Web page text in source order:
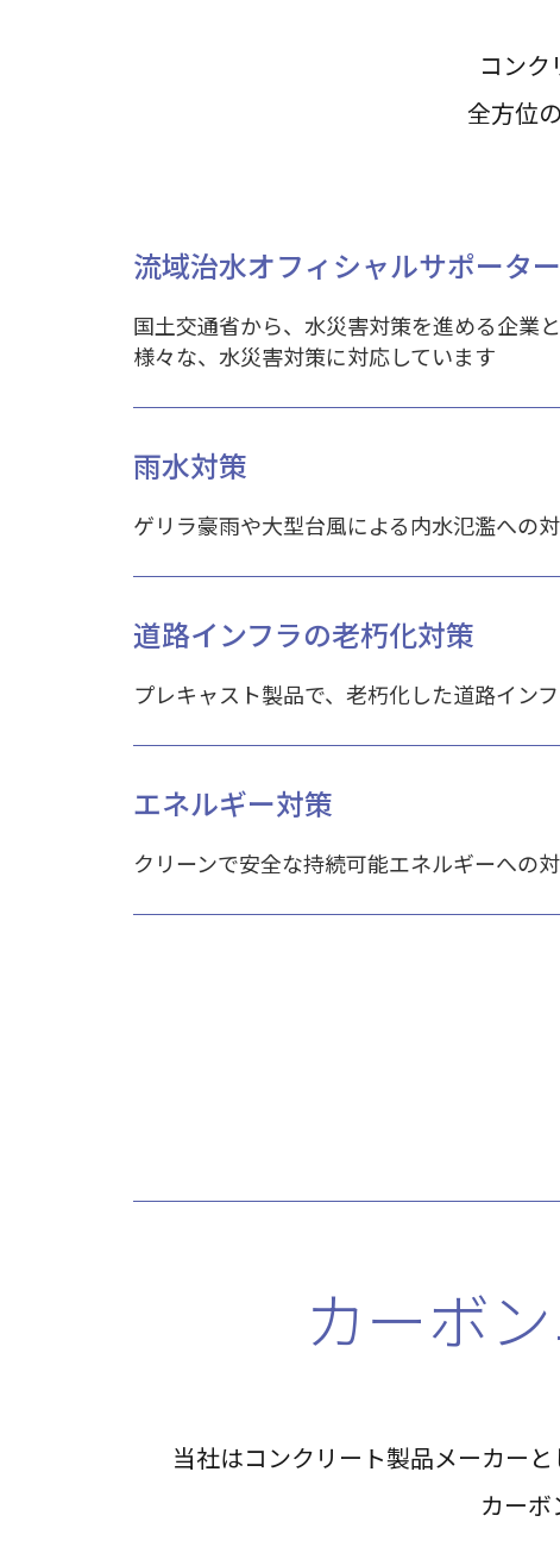
コン
全方位
流域治水オフィシャルサポータ
国土交通省から、水災害対策を進める企業
様々な、水災害対策に対応しています
雨水対策
ゲリラ豪雨や大型台風による内水氾濫への
道路インフラの老朽化対策
プレキャスト製品で、老朽化した道路イン
エネルギー対策
クリーンで安全な持続可能エネルギーへの
カーボ
当社はコンクリート製品メーカー
カーボ